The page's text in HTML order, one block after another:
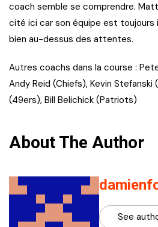
coach semble se comprendre.
cité ici car son équipe est toujours
bien au-dessus des attentes.
Autres coachs dans la course :
Andy Reid (Chiefs), Kevin Stefanski
(49ers), Bill Belichick (Patriots)
About The Author
See